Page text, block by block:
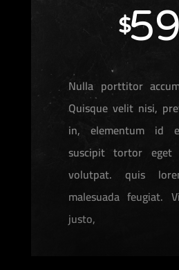
$59
Nulla porttitor
Quisque velit nisi,
in, elementum id
suscipit tortor
volutpat. quis
malesuada feugiat.
justo,